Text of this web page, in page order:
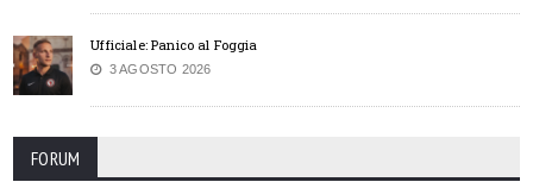
Ufficiale: Panico al Foggia
3 AGOSTO 2026
FORUM